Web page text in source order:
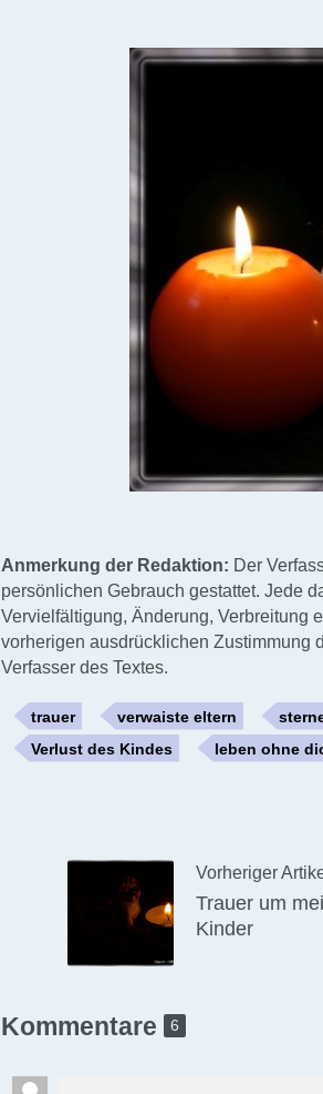
Anmerkung der Redaktion: Der
persönlichen Gebrauch gestattet. Jede
Vervielfältigung, Änderung, Verbreitung
vorherigen ausdrücklichen Zustimmung
Verfasser des Textes.
trauer verwaiste eltern
Verlust des Kindes
leben ohne
Vorheriger
Trauer um
Kinder
Kommentare 6